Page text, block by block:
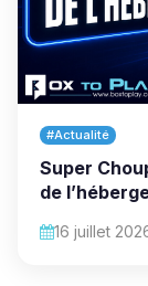
#Actualité
Super
de
16 juillet